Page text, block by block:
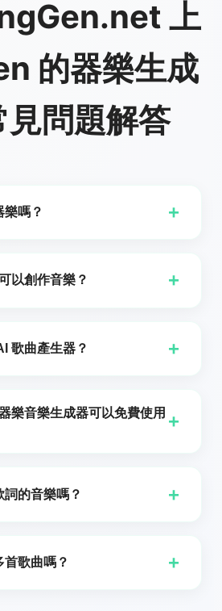
上
的器樂生成
見問題解答
樂嗎？ +
現在能夠生成各種風格的音樂,包
的 AI 驅動工具這類 AI 音
以創作出符合需求的獨特器樂音
子,AI 都可以生成量身打造的器樂
的器樂成為內容創作者,製作人與
以創作音樂？ +
都能在不花一毛錢的情況下產生
具利用在大型音樂資料集上訓練的
人類作曲家創意的音樂。無論你
創作,嘗試新聲音並強化創意專案
歌曲產生器？ +
的 AI 音樂生成器。該
介面,可自訂的選項以及強大的音
音樂。它結合了機器學習與複雜
像由真人音樂家創作的曲目。其
出。SongGen.net 的 AI 生成器
樂音樂生成器可以免費使用 +
的音樂嗎？ +
歌曲嗎？ +